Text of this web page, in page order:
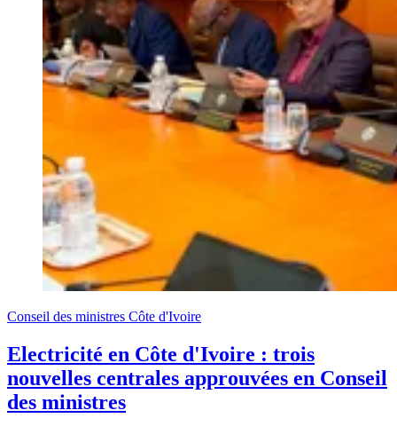
Conseil des ministres Côte d'Ivoire
Electricité en Côte d'Ivoire : trois
nouvelles centrales approuvées en Conseil
des ministres